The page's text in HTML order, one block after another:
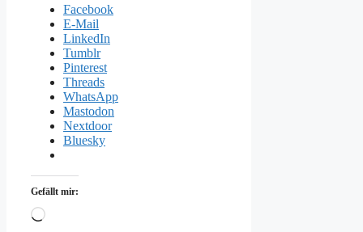
Facebook
E-Mail
LinkedIn
Tumblr
Pinterest
Threads
WhatsApp
Mastodon
Nextdoor
Bluesky
Gefällt mir:
Wird